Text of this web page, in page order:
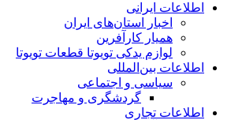
اطلاعات‌ ‎ایرانی
اخبار استان‌های ایران
همیار کارآفرین
لوازم یدکی تویوتا قطعات تویوتا
اطلاعات بین‌المللی
سیاسی و اجتماعی
گردشگری و مهاجرت
اطلاعات تجاری